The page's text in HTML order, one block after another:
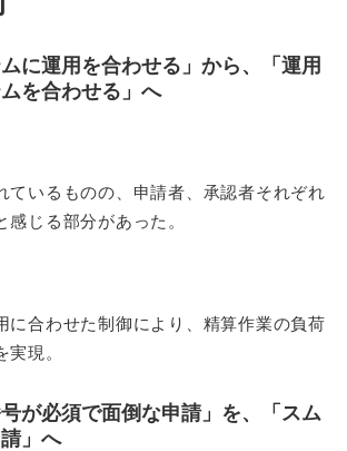
ムに運用を合わせる」から、「運用
を合わせる」へ
ているものの、申請者、承認者それぞれ
感じる部分があった。
に合わせた制御により、精算作業の負荷
現。
号が必須で面倒な申請」を、「スム
」へ